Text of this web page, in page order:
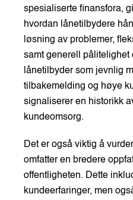
spesialiserte finansfora,
hvordan lånetilbydere
løsning av problemer,
samt generell pålitelighet
lånetilbyder som jevnlig
tilbakemelding og høye
signaliserer en historikk
kundeomsorg.
Det er også viktig å
omfatter en bredere
offentligheten. Dette
kundeerfaringer, men